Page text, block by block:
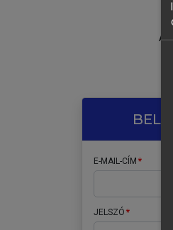
A
E-MAIL-CÍM
JELSZÓ